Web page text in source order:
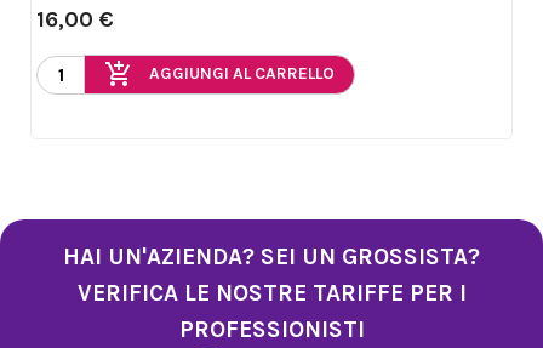
16,00 €
add_shopping_cart AGGIUNGI AL CARRELLO
HAI UN'AZIENDA? SEI UN GROSSISTA?
VERIFICA LE NOSTRE TARIFFE PER I
PROFESSIONISTI